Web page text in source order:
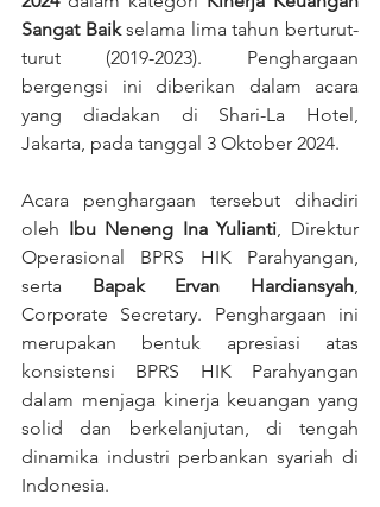
Sangat Baik selama lima tahun berturut-
turut (2019-2023). Penghargaan
bergengsi ini diberikan dalam acara
yang diadakan di Shari-La Hotel,
Jakarta, pada tanggal 3 Oktober 2024.
Acara penghargaan tersebut dihadiri
oleh Ibu Neneng Ina Yulianti, Direktur
Operasional BPRS HIK Parahyangan,
serta Bapak Ervan Hardiansyah,
Corporate Secretary. Penghargaan ini
merupakan bentuk apresiasi atas
konsistensi BPRS HIK Parahyangan
dalam menjaga kinerja keuangan yang
solid dan berkelanjutan, di tengah
dinamika industri perbankan syariah di
Indonesia.